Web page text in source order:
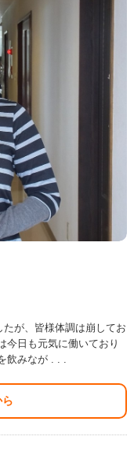
が、皆様体調は崩してお
今日も元気に働いており
飲みなが . . .